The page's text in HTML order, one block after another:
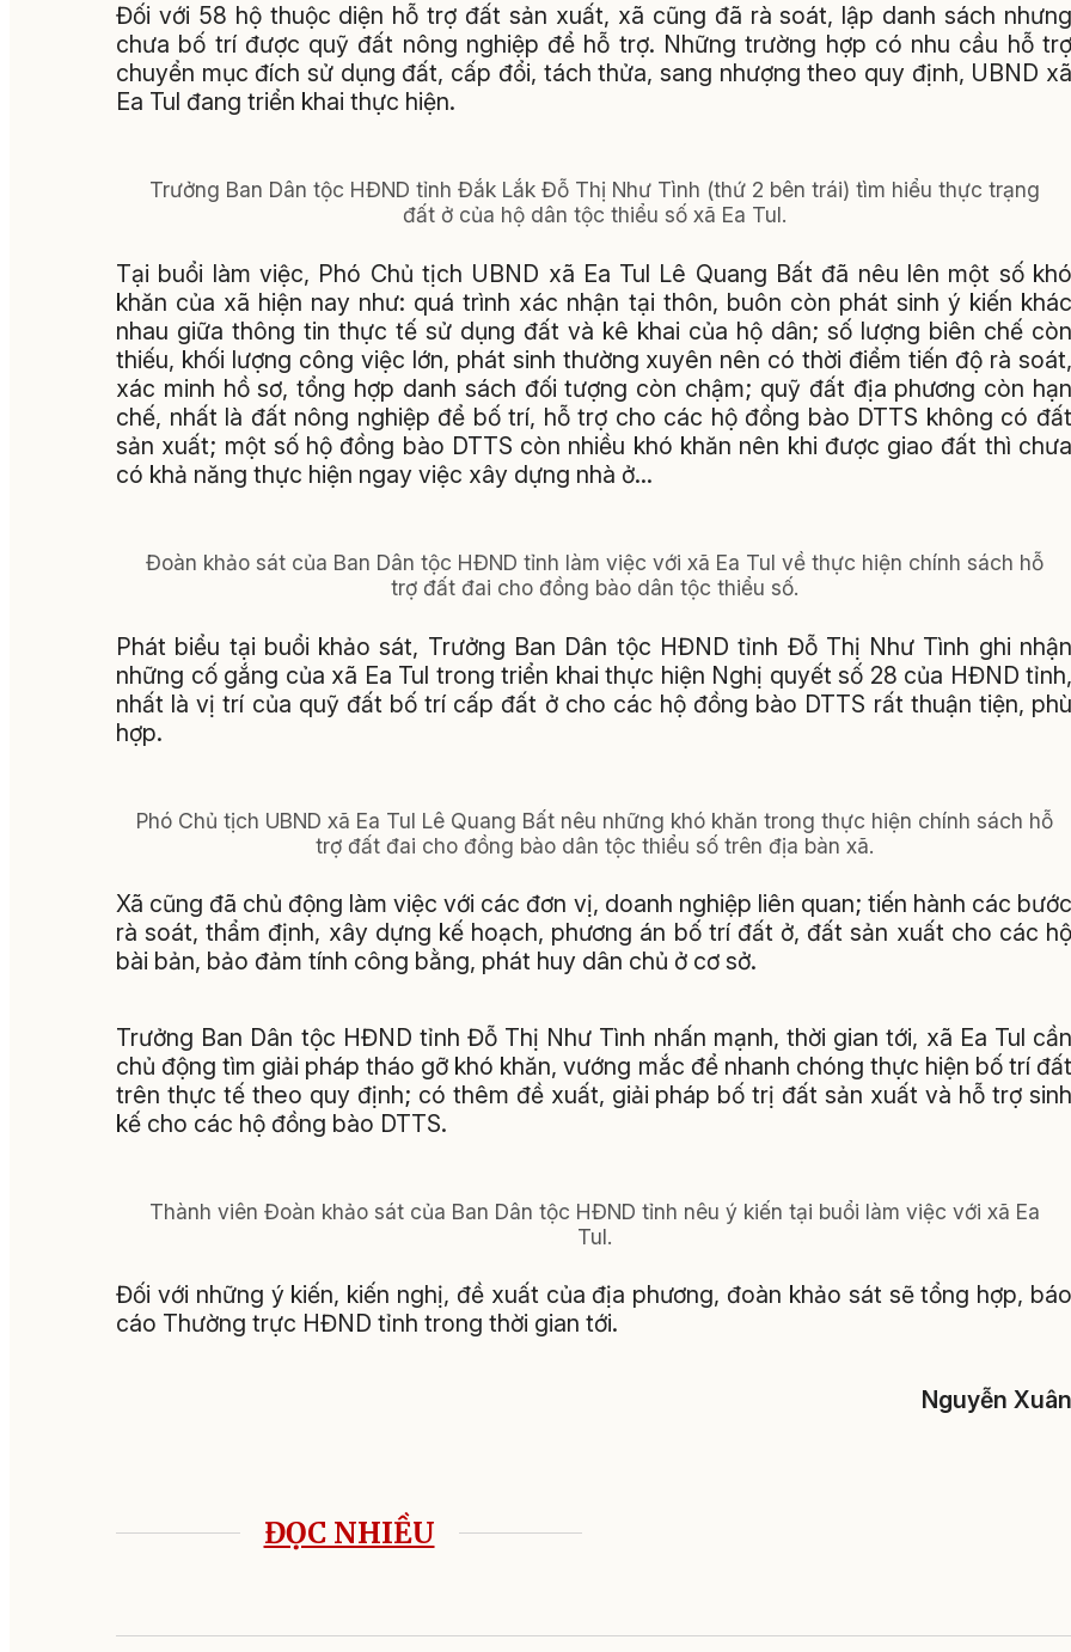
Đối với 58 hộ thuộc diện hỗ trợ đất sản xuất, xã cũng đã rà soát, lập danh sách nhưng
chưa bố trí được quỹ đất nông nghiệp để hỗ trợ. Những trường hợp có nhu cầu hỗ trợ
chuyển mục đích sử dụng đất, cấp đổi, tách thửa, sang nhượng theo quy định, UBND xã
Ea Tul đang triển khai thực hiện.
Trưởng Ban Dân tộc HĐND tỉnh Đắk Lắk Đỗ Thị Như Tình (thứ 2 bên trái) tìm hiểu thực trạng
đất ở của hộ dân tộc thiểu số xã Ea Tul.
Tại buổi làm việc, Phó Chủ tịch UBND xã Ea Tul Lê Quang Bất đã nêu lên một số khó
khăn của xã hiện nay như: quá trình xác nhận tại thôn, buôn còn phát sinh ý kiến khác
nhau giữa thông tin thực tế sử dụng đất và kê khai của hộ dân; số lượng biên chế còn
thiếu, khối lượng công việc lớn, phát sinh thường xuyên nên có thời điểm tiến độ rà soát,
xác minh hồ sơ, tổng hợp danh sách đối tượng còn chậm; quỹ đất địa phương còn hạn
chế, nhất là đất nông nghiệp để bố trí, hỗ trợ cho các hộ đồng bào DTTS không có đất
sản xuất; một số hộ đồng bào DTTS còn nhiều khó khăn nên khi được giao đất thì chưa
có khả năng thực hiện ngay việc xây dựng nhà ở...
Đoàn khảo sát của Ban Dân tộc HĐND tỉnh làm việc với xã Ea Tul về thực hiện chính sách hỗ
trợ đất đai cho đồng bào dân tộc thiểu số.
Phát biểu tại buổi khảo sát, Trưởng Ban Dân tộc HĐND tỉnh Đỗ Thị Như Tình ghi nhận
những cố gắng của xã Ea Tul trong triển khai thực hiện Nghị quyết số 28 của HĐND tỉnh,
nhất là vị trí của quỹ đất bố trí cấp đất ở cho các hộ đồng bào DTTS rất thuận tiện, phù
hợp.
Phó Chủ tịch UBND xã Ea Tul Lê Quang Bất nêu những khó khăn trong thực hiện chính sách hỗ
trợ đất đai cho đồng bào dân tộc thiểu số trên địa bàn xã.
Xã cũng đã chủ động làm việc với các đơn vị, doanh nghiệp liên quan; tiến hành các bước
rà soát, thẩm định, xây dựng kế hoạch, phương án bố trí đất ở, đất sản xuất cho các hộ
bài bản, bảo đảm tính công bằng, phát huy dân chủ ở cơ sở.
Trưởng Ban Dân tộc HĐND tỉnh Đỗ Thị Như Tình nhấn mạnh, thời gian tới, xã Ea Tul cần
chủ động tìm giải pháp tháo gỡ khó khăn, vướng mắc để nhanh chóng thực hiện bố trí đất
trên thực tế theo quy định; có thêm đề xuất, giải pháp bố trị đất sản xuất và hỗ trợ sinh
kế cho các hộ đồng bào DTTS.
Thành viên Đoàn khảo sát của Ban Dân tộc HĐND tỉnh nêu ý kiến tại buổi làm việc với xã Ea
Tul.
Đối với những ý kiến, kiến nghị, đề xuất của địa phương, đoàn khảo sát sẽ tổng hợp, báo
cáo Thường trực HĐND tỉnh trong thời gian tới.
Nguyễn Xuân
ĐỌC NHIỀU